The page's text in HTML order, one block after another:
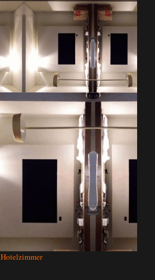
Hotelzimmer